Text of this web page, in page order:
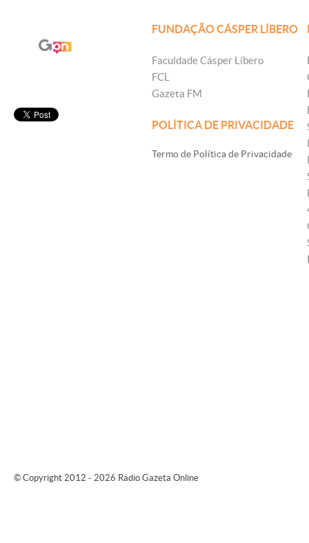
FUNDAÇÃO CÁSPER LÍBERO
Faculdade Cásper Líbero
FCL
Gazeta FM
POLÍTICA DE PRIVACIDADE
Termo de Política de Privacidade
© Copyright 2012 - 2026 Rádio Gazeta Online